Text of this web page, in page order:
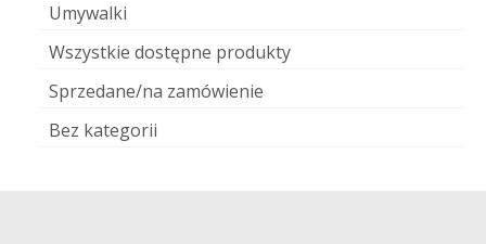
Umywalki
Wszystkie dostępne produkty
Sprzedane/na zamówienie
Bez kategorii